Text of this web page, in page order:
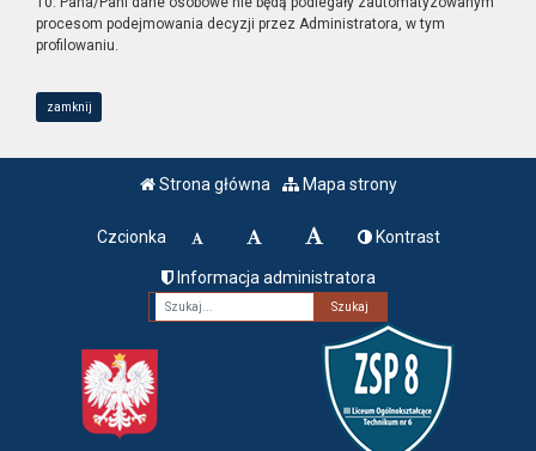
procesom podejmowania decyzji przez Administratora, w tym
profilowaniu.
zamknij
Strona główna Mapa strony
Czcionka Kontrast
Informacja administratora
Fraza